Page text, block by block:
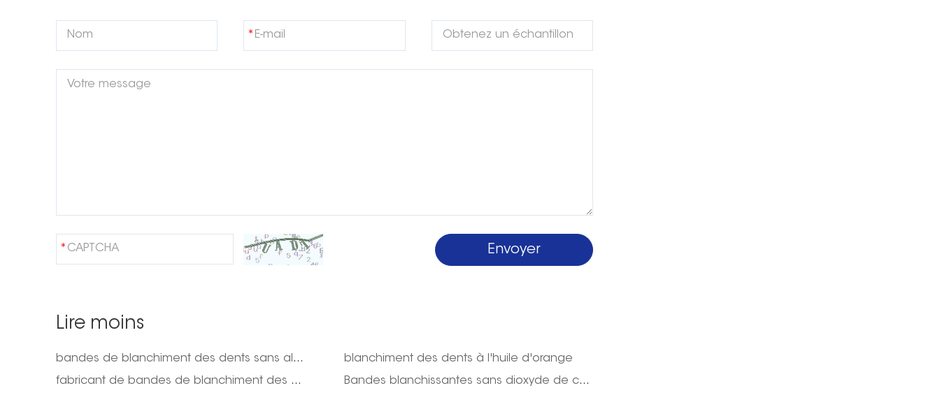
Lire moins
bandes de blanchiment des dents sans alcool
blanchiment des dents à l'huile d'orange
fabricant de bandes de blanchiment des dents entièrement naturelles
Bandes blanchissantes sans dioxyde de chlore